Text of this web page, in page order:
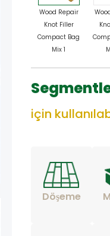
Wood Repair
Knot Filler
Compact Bag
Mix 1
için
Döşeme